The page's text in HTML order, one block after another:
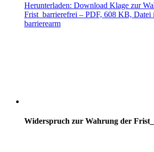
Herunterladen: Download Klage zur
Frist_barrierefrei – PDF, 608 KB, Datei
barrierearm
Widerspruch zur Wahrung der